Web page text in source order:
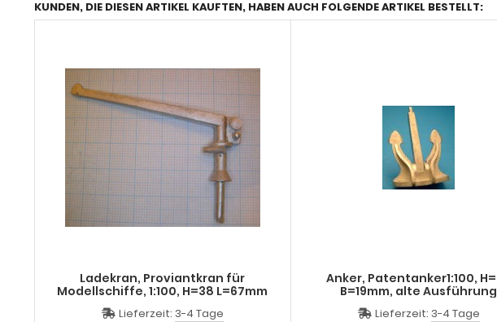
KUNDEN, DIE DIESEN ARTIKEL KAUFTEN, HABEN AUCH FOLGENDE ARTIKEL BESTELLT:
Ladekran, Proviantkran für
Modellschiffe, 1:100, H=38 L=67mm
Lieferzeit: 3-4 Tage
Anker, Patentanker1:100, H=30
B=19mm, alte Ausführung
Lieferzeit: 3-4 Tage